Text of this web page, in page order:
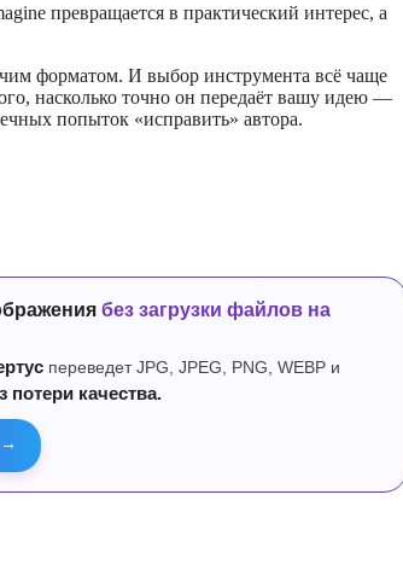
превращается в практический интерес, а
форматом. И выбор инструмента всё чаще
насколько точно он передаёт вашу идею —
попыток «исправить» автора.
без загрузки файлов на
переведет JPG, JPEG, PNG, WEBP и
потери качества.
→